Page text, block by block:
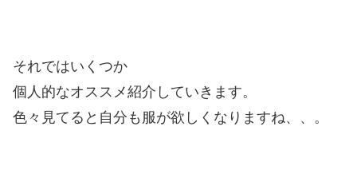
それではいくつか
個人的なオススメ紹介していきます。
色々見てると自分も服が欲しくなりますね、、。